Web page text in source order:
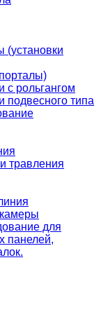
с рольгангом
подвесного типа
травления
для
панелей,